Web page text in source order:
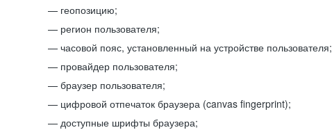
геопозицию;
регион пользователя;
часовой пояс, установленный на устройстве пользователя;
провайдер пользователя;
браузер пользователя;
цифровой отпечаток браузера (canvas fingerprint);
доступные шрифты браузера;